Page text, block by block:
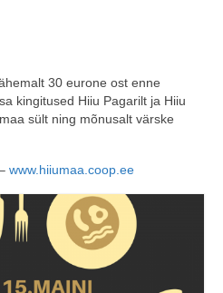
30 eurone ost enne
kingitused Hiiu Pagarilt ja Hiiu
sült ning mõnusalt värske
www.hiiumaa.coop.ee